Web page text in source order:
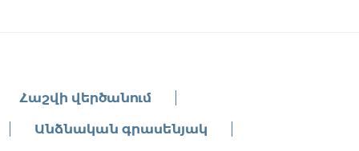
Հաշվի վերծանում
Անձնական գրասենյակ